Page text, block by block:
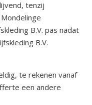
tenzij
B.V. pas nadat
B.V.
te rekenen vanaf
een andere